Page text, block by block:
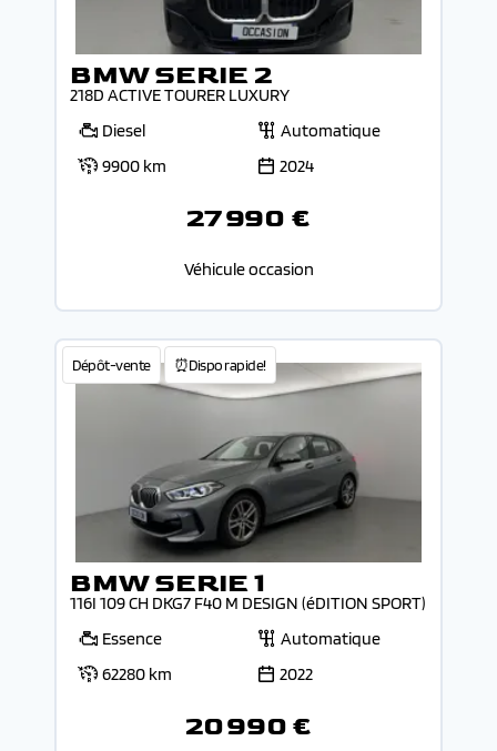
BMW SERIE 2
218D ACTIVE TOURER LUXURY
Diesel
Automatique
9900 km
2024
27 990 €
Véhicule occasion
Dépôt-vente ⏰Dispo rapide!
BMW SERIE 1
116I 109 CH DKG7 F40 M DESIGN (éDITION SPORT)
Essence
Automatique
62280 km
2022
20 990 €